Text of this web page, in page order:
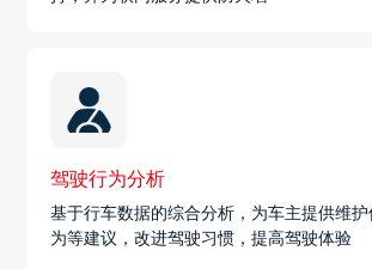
驾驶行为分析
基于行车数据的综合分析，为车主提供维
为等建议，改进驾驶习惯，提高驾驶体验